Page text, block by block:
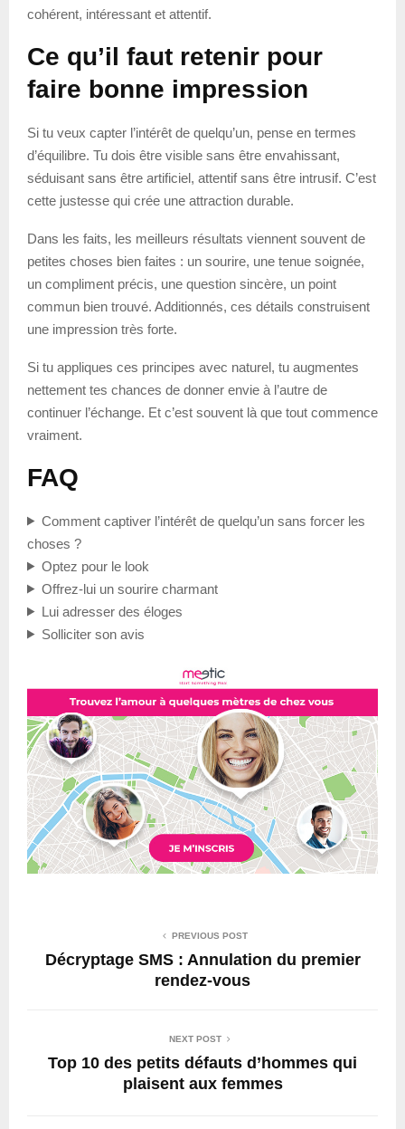
cohérent, intéressant et attentif.
Ce qu’il faut retenir pour
faire bonne impression
Si tu veux capter l’intérêt de quelqu’un, pense en termes
d’équilibre. Tu dois être visible sans être envahissant,
séduisant sans être artificiel, attentif sans être intrusif. C’est
cette justesse qui crée une attraction durable.
Dans les faits, les meilleurs résultats viennent souvent de
petites choses bien faites : un sourire, une tenue soignée,
un compliment précis, une question sincère, un point
commun bien trouvé. Additionnés, ces détails construisent
une impression très forte.
Si tu appliques ces principes avec naturel, tu augmentes
nettement tes chances de donner envie à l’autre de
continuer l’échange. Et c’est souvent là que tout commence
vraiment.
FAQ
Comment captiver l’intérêt de quelqu’un sans forcer les
choses ?
Optez pour le look
Offrez-lui un sourire charmant
Lui adresser des éloges
Solliciter son avis
PREVIOUS POST
Décryptage SMS : Annulation du premier
rendez-vous
NEXT POST
Top 10 des petits défauts d’hommes qui
plaisent aux femmes